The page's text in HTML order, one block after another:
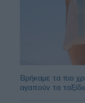
Βρήκαμε τα πιο
αγαπούν τα